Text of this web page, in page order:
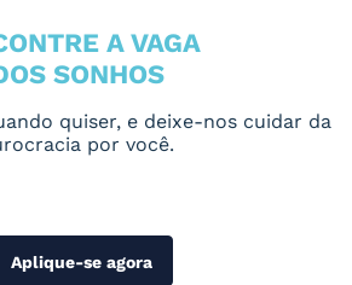
A VAGA
SONHOS
quiser, e deixe-nos cuidar da
por você.
Aplique-se agora